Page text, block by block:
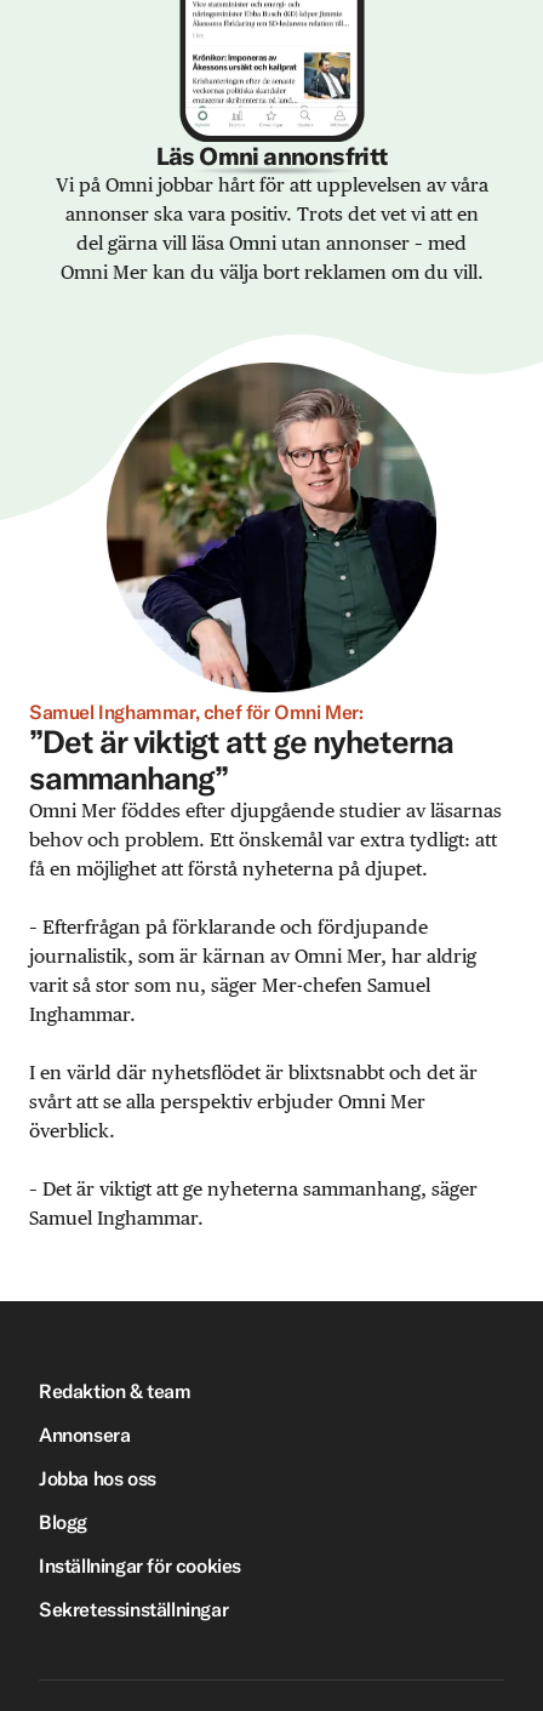
Läs Omni annonsfritt
Vi på Omni jobbar hårt för att upplevelsen av våra
annonser ska vara positiv. Trots det vet vi att en
del gärna vill läsa Omni utan annonser – med
Omni Mer kan du välja bort reklamen om du vill.
Samuel Inghammar, chef för Omni Mer:
”Det är viktigt att ge nyheterna
sammanhang”
Omni Mer föddes efter djupgående studier av läsarnas
behov och problem. Ett önskemål var extra tydligt: att
få en möjlighet att förstå nyheterna på djupet.
– Efterfrågan på förklarande och fördjupande
journalistik, som är kärnan av Omni Mer, har aldrig
varit så stor som nu, säger Mer-chefen Samuel
Inghammar.
I en värld där nyhetsflödet är blixtsnabbt och det är
svårt att se alla perspektiv erbjuder Omni Mer
överblick.
– Det är viktigt att ge nyheterna sammanhang, säger
Samuel Inghammar.
Redaktion & team
Annonsera
Jobba hos oss
Blogg
Inställningar för cookies
Sekretessinställningar